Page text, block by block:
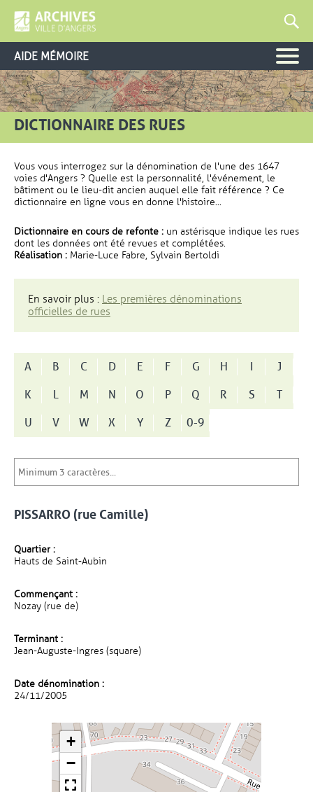
AIDE MÉMOIRE
DICTIONNAIRE DES RUES
Vous vous interrogez sur la dénomination de l'une des 1647
voies d'Angers ? Quelle est la personnalité, l'événement, le
bâtiment ou le lieu-dit ancien auquel elle fait référence ? Ce
dictionnaire en ligne vous en donne l'histoire...
Dictionnaire en cours de refonte : un astérisque indique les rues
dont les données ont été revues et complétées.
Réalisation : Marie-Luce Fabre, Sylvain Bertoldi
En savoir plus : Les premières dénominations
officielles de rues
A B C D E F G H I
J
K
L M N O P Q R S
T
U
V W X Y Z 0-9
PISSARRO (rue Camille)
Quartier :
Hauts de Saint-Aubin
Commençant :
Nozay (rue de)
Terminant :
Jean-Auguste-Ingres (square)
Date dénomination :
24/11/2005
+
−